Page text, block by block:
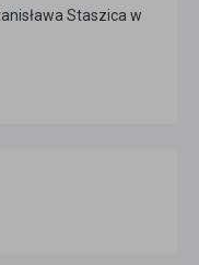
Staszica w